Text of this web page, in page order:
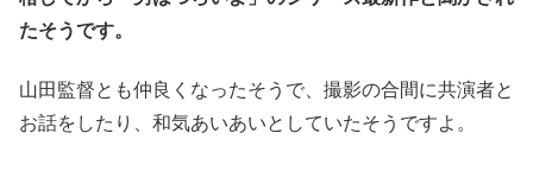
たそうです。
山田監督とも仲良くなったそうで、撮影の合間に共演者と
お話をしたり、和気あいあいとしていたそうですよ。